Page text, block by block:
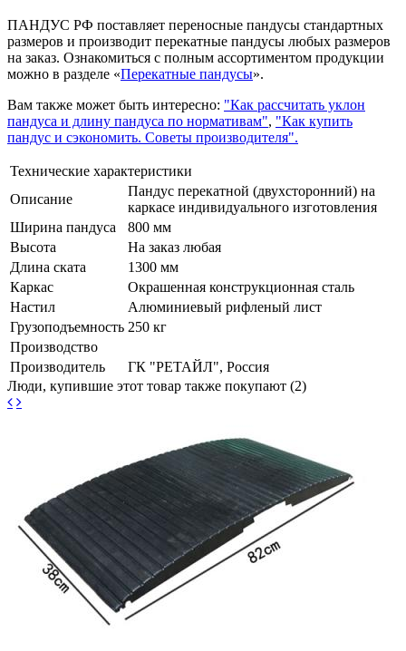
ПАНДУС РФ поставляет переносные пандусы стандартных
размеров и производит перекатные пандусы любых размеров
на заказ. Ознакомиться с полным ассортиментом продукции
можно в разделе «Перекатные пандусы».
Вам также может быть интересно: "Как рассчитать уклон
пандуса и длину пандуса по нормативам", "Как купить
пандус и сэкономить. Советы производителя".
Технические характеристики
Описание
Пандус перекатной (двухсторонний) на
каркасе индивидуального изготовления
Ширина пандуса
800 мм
Высота
На заказ любая
Длина ската
1300 мм
Каркас
Окрашенная конструкционная сталь
Настил
Алюминиевый рифленый лист
Грузоподъемность 250 кг
Производство
Производитель
ГК "РЕТАЙЛ", Россия
Люди, купившие этот товар также покупают (2)